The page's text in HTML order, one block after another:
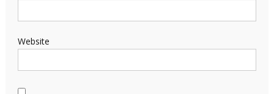
Website